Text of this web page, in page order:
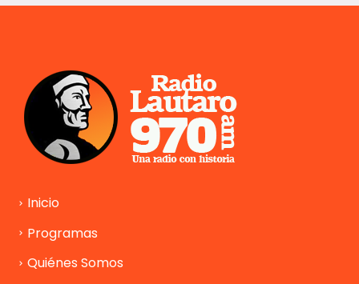
Inicio
Programas
Quiénes Somos